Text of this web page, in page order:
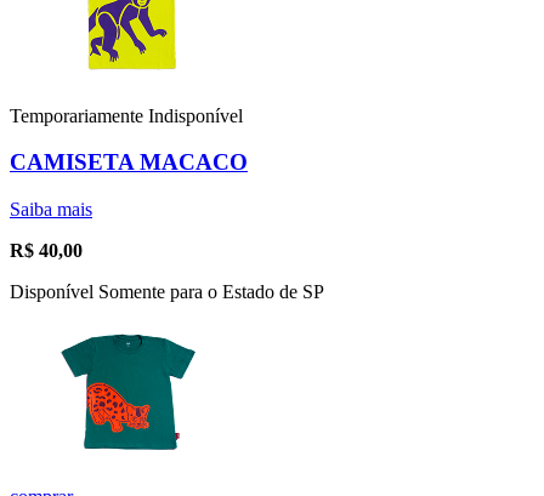
Temporariamente Indisponível
CAMISETA MACACO
Saiba mais
R$ 40,00
Disponível Somente para o Estado de SP